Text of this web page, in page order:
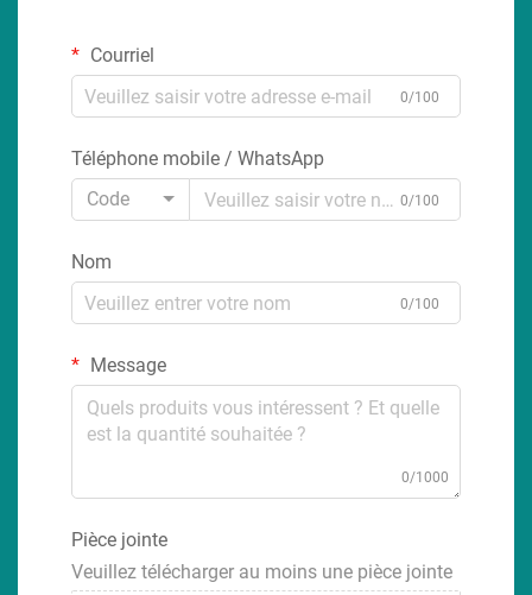
Courriel
0/100
Téléphone mobile / WhatsApp
Code
0/100
Nom
0/100
Message
0/1000
Pièce jointe
Veuillez télécharger au moins une pièce jointe